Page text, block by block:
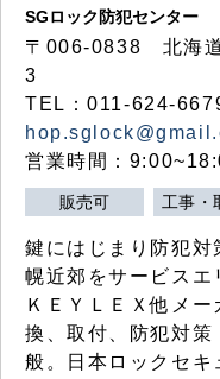
SGロック防犯センター
〒006-0838 北海
3
TEL：011-624-
営業時間：
販売可 工事・
鍵にはじまり防犯対
幌近郊をサービスエ
ＫＥＹＬＥＸ他メ
換、取付、防犯対策
般。日本ロックセキ